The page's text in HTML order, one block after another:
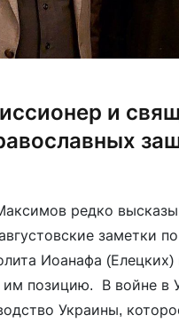
и
редко
заметки
Иоанафа (Елецких)
позицию. В войне в
Украины,